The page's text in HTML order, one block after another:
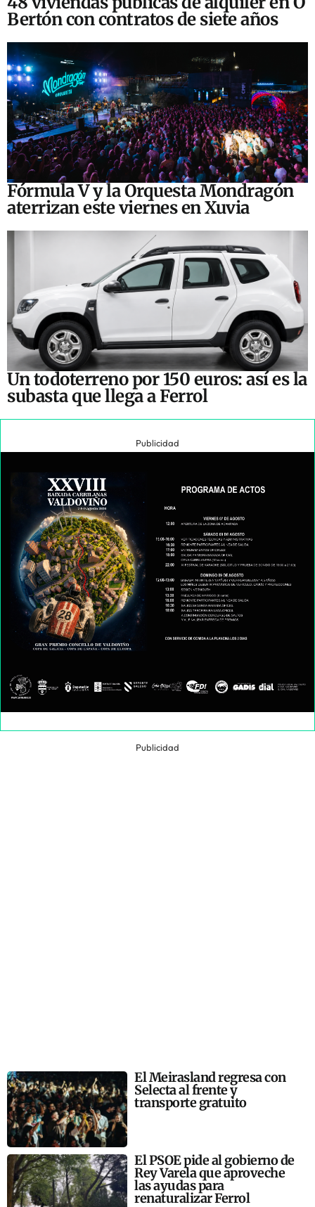
Bertón con contratos de siete años
Fórmula V y la Orquesta Mondragón
aterrizan este viernes en Xuvia
Un todoterreno por 150 euros: así es la
subasta que llega a Ferrol
Publicidad
Publicidad
El Meirasland regresa con
Selecta al frente y
transporte gratuito
El PSOE pide al gobierno de
Rey Varela que aproveche
las ayudas para
renaturalizar Ferrol